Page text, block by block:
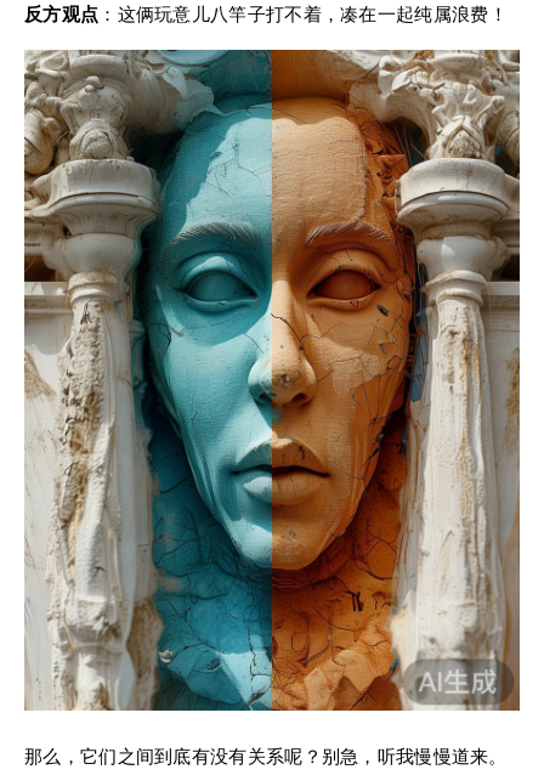
反方观点 ：这俩玩意儿八竿子打不着，凑在一起纯属浪费！
那么，它们之间到底有没有关系呢？别急，听我慢慢道来。